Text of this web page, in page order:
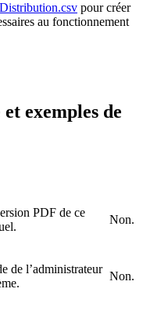
pour créer
au fonctionnement
exemples de
PDF de ce
Non.
de l’administrateur
Non.